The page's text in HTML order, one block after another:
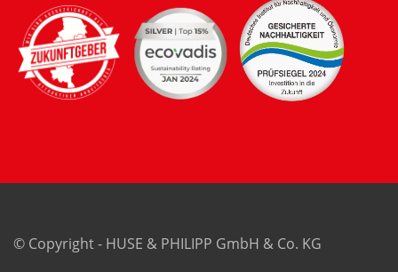
© Copyright - HUSE & PHILIPP GmbH & Co. KG